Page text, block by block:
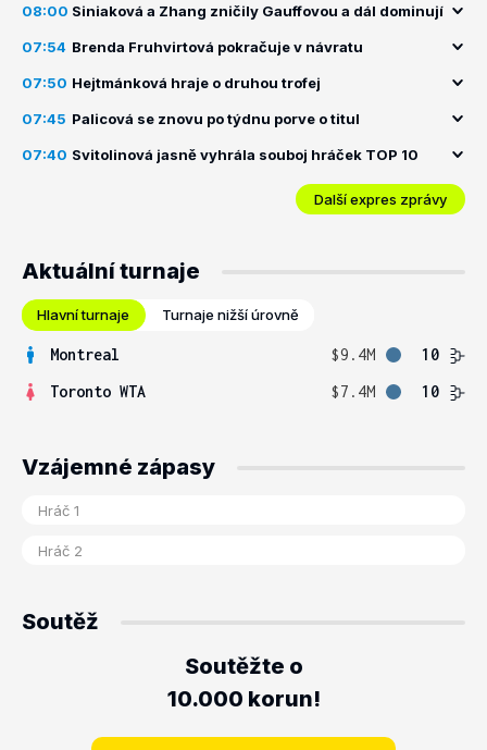
08:00 Siniaková a Zhang zničily Gauffovou a dál dominují
07:54 Brenda Fruhvirtová pokračuje v návratu
07:50 Hejtmánková hraje o druhou trofej
07:45 Palicová se znovu po týdnu porve o titul
07:40 Svitolinová jasně vyhrála souboj hráček TOP 10
Další expres zprávy
Aktuální turnaje
Hlavní turnaje Turnaje nižší úrovně
Montreal $9.4M
10
Toronto WTA
$7.4M 10
Vzájemné zápasy
Soutěž
Soutěžte o
10.000 korun!